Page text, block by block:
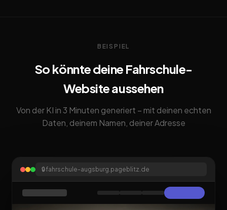
BEISPIEL
So könnte deine Fahrschule-
Website aussehen
Von der KI in 3 Minuten generiert – mit deinen echten
Daten, deinem Namen, deiner Adresse
🔒fahrschule-augsburg.pageblitz.de